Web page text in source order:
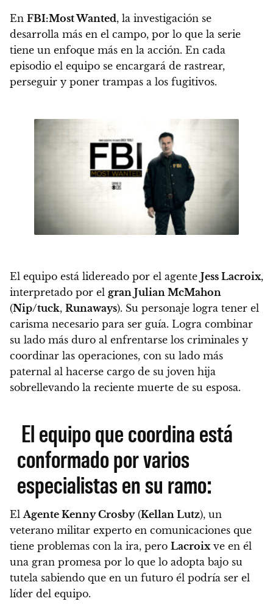
En FBI:Most Wanted, la investigación se
desarrolla más en el campo, por lo que la serie
tiene un enfoque más en la acción. En cada
episodio el equipo se encargará de rastrear,
perseguir y poner trampas a los fugitivos.
El equipo está lidereado por el agente Jess Lacroix,
interpretado por el gran Julian McMahon
(Nip/tuck, Runaways). Su personaje logra tener el
carisma necesario para ser guía. Logra combinar
su lado más duro al enfrentarse los criminales y
coordinar las operaciones, con su lado más
paternal al hacerse cargo de su joven hija
sobrellevando la reciente muerte de su esposa.
El equipo que coordina está
conformado por varios
especialistas en su ramo:
El Agente Kenny Crosby(Kellan Lutz), un
veterano militar experto en comunicaciones que
tiene problemas con la ira, pero Lacroix ve en él
una gran promesa por lo que lo adopta bajo su
tutela sabiendo que en un futuro él podría ser el
líder del equipo.